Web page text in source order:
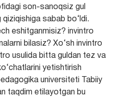
son-sanoqsiz gul
qiziqishiga sabab bo‘ldi.
eshitganmisiz? invintro
bilasiz? Xo‘sh invintro
usulida bitta guldan tez va
yetishtirish
universiteti Tabiiy
taqdim etilayotgan bu